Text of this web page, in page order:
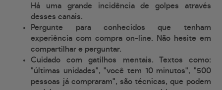
Há uma grande incidência de golpes através
desses canais.
Pergunte para conhecidos que tenham
experiência com compra on-line. Não hesite em
compartilhar e perguntar.
Cuidado com gatilhos mentais. Textos como:
"últimas unidades", "você tem 10 minutos", "500
pessoas já compraram", são técnicas, que podem